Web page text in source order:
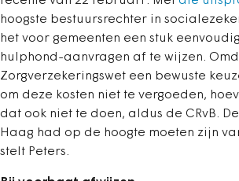
hoogste bestuursrechter in
het voor gemeenten een stuk
hulphond-aanvragen af te wijzen.
Zorgverzekeringswet een bewuste
om deze kosten niet te vergoeden,
dat ook niet te doen, aldus de CRvB.
Haag had op de hoogte moeten zijn
stelt Peters.